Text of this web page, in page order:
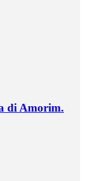
di Amorim.